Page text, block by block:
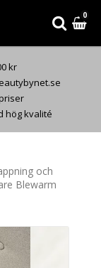
0
kr
hög kvalité
och
Blewarm